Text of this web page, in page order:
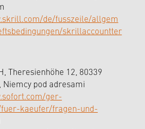
de/fusszeile/allgem
skrillaccountter
Theresienhöhe 12, 80339
Niemcy pod adresami
ger-
kaeufer/fragen-und-